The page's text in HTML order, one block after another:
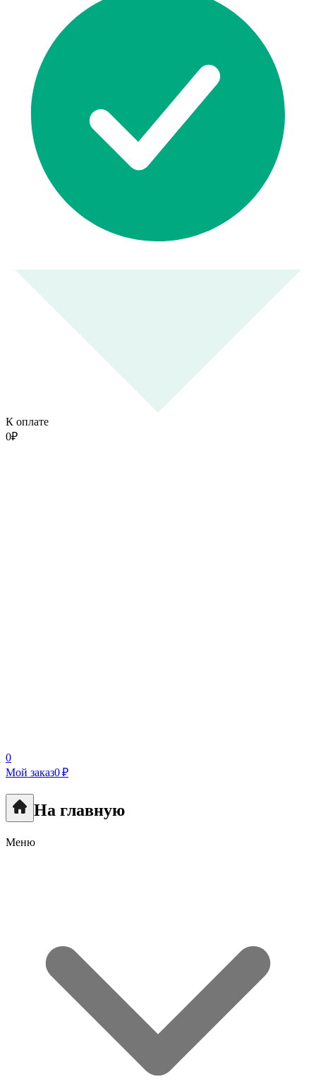
К оплате
0₽
0
Мой заказ0 ₽
На главную
Меню